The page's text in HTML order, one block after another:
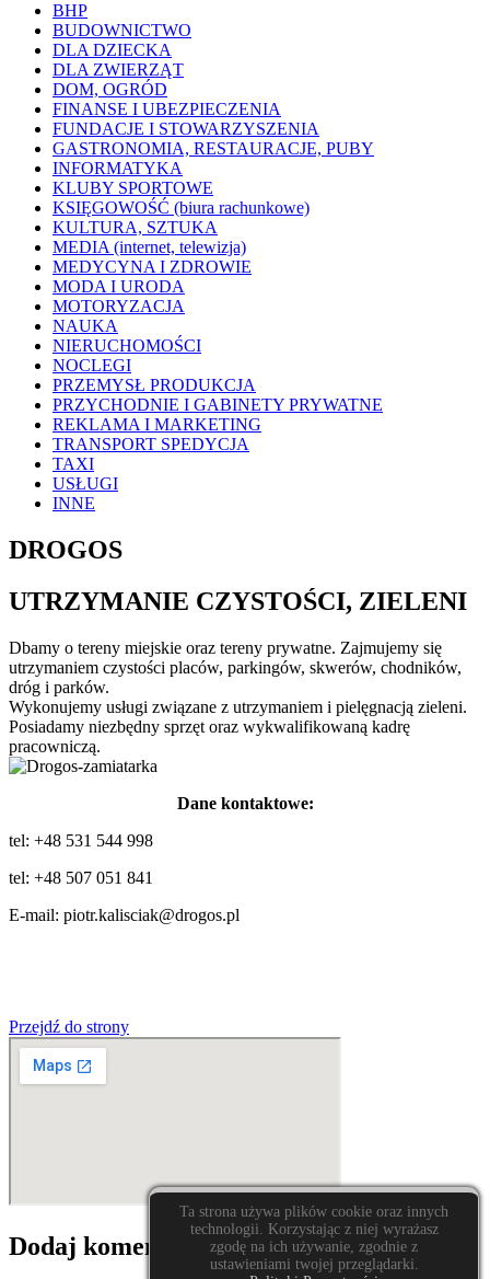
BHP
BUDOWNICTWO
DLA DZIECKA
DLA ZWIERZĄT
DOM, OGRÓD
FINANSE I UBEZPIECZENIA
FUNDACJE I STOWARZYSZENIA
GASTRONOMIA, RESTAURACJE, PUBY
INFORMATYKA
KLUBY SPORTOWE
KSIĘGOWOŚĆ (biura rachunkowe)
KULTURA, SZTUKA
MEDIA (internet, telewizja)
MEDYCYNA I ZDROWIE
MODA I URODA
MOTORYZACJA
NAUKA
NIERUCHOMOŚCI
NOCLEGI
PRZEMYSŁ PRODUKCJA
PRZYCHODNIE I GABINETY PRYWATNE
REKLAMA I MARKETING
TRANSPORT SPEDYCJA
TAXI
USŁUGI
INNE
DROGOS
UTRZYMANIE CZYSTOŚCI, ZIELENI
Dbamy o tereny miejskie oraz tereny prywatne. Zajmujemy się
utrzymaniem czystości placów, parkingów, skwerów, chodników,
dróg i parków.
Wykonujemy usługi związane z utrzymaniem i pielęgnacją zieleni.
Posiadamy niezbędny sprzęt oraz wykwalifikowaną kadrę
pracowniczą.
Dane kontaktowe:
tel: +48 531 544 998
tel: +48 507 051 841
E-mail: piotr.kalisciak@drogos.pl
Przejdź do strony
Dodaj komentarz
Ta strona używa plików cookie oraz innych
technologii. Korzystając z niej wyrażasz
zgodę na ich używanie, zgodnie z
ustawieniami twojej przeglądarki.